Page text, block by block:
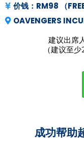
价钱：RM98 （
OAVENGERS
建议出席
（建议至
成功帮助